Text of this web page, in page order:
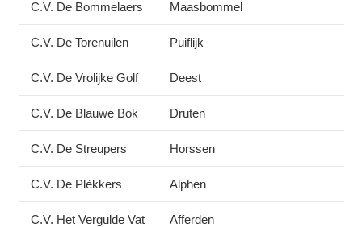
C.V. De Bommelaers Maasbommel
C.V. De Torenuilen Puiflijk
C.V. De Vrolijke Golf Deest
C.V. De Blauwe Bok Druten
C.V. De Streupers Horssen
C.V. De Plèkkers Alphen
C.V. Het Vergulde Vat Afferden